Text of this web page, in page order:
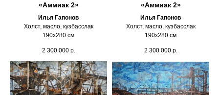
«Аммиак 2»
Илья Гапонов
Холст, масло, кузбасслак
190х280 см
2 300 000 р.
«Аммиак 2»
Илья Гапонов
Холст, масло, кузбасслак
190х280 см
2 300 000 р.